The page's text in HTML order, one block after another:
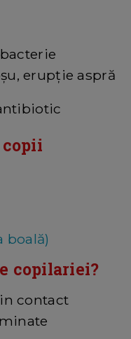
erupție aspră
boală)
copilariei?
contact